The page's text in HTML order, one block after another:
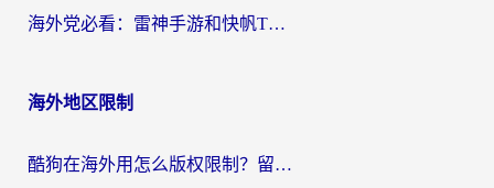
海外党必看：雷神手游和快帆TV版好用吗？3步选对回国加速器不踩坑
海外地区限制
酷狗在海外用怎么版权限制？留学生亲测：3步解决听国内音乐难题